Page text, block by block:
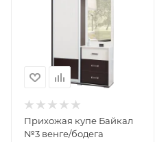
Прихожая купе Байкал
№3 венге/бодега